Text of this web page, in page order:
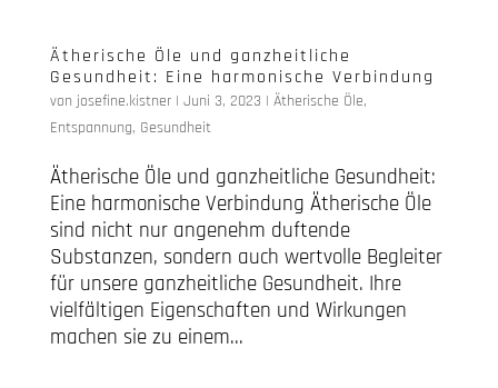
Ätherische Öle und ganzheitliche
Gesundheit: Eine harmonische Verbindung
von josefine.kistner| Juni 3, 2023 | Ätherische Öle,
Entspannung, Gesundheit
Ätherische Öle und ganzheitliche Gesundheit:
Eine harmonische Verbindung Ätherische Öle
sind nicht nur angenehm duftende
Substanzen, sondern auch wertvolle Begleiter
für unsere ganzheitliche Gesundheit. Ihre
vielfältigen Eigenschaften und Wirkungen
machen sie zu einem...